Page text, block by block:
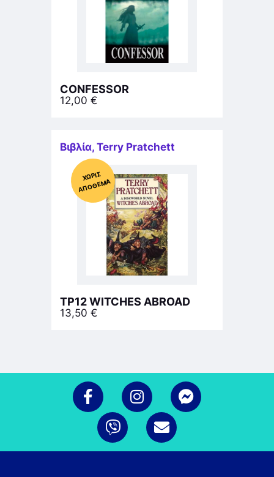
CONFESSOR
12,00 €
Βιβλία, Terry Pratchett
Χ
ΩΡΊΣ
Α
Π
Ό
ΘΕ
ΜΑ
TP12 WITCHES ABROAD
13,50 €